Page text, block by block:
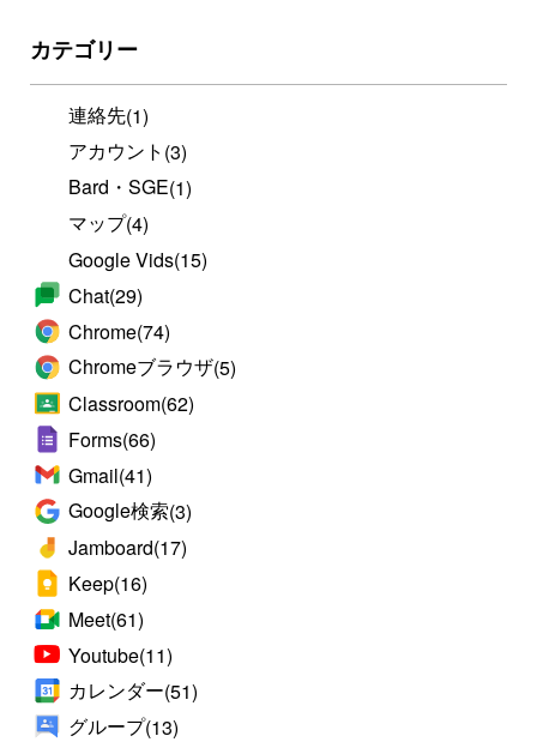
カテゴリー
連絡先(1)
アカウント (3)
Bard・SGE(1)
マップ(4)
Google Vids(15)
Chat(29)
Chrome(74)
Chromeブラウザ(5)
Classroom(62)
Forms(66)
Gmail(41)
Google検索(3)
Jamboard(17)
Keep(16)
Meet(61)
Youtube(11)
カレンダー(51)
グループ(13)